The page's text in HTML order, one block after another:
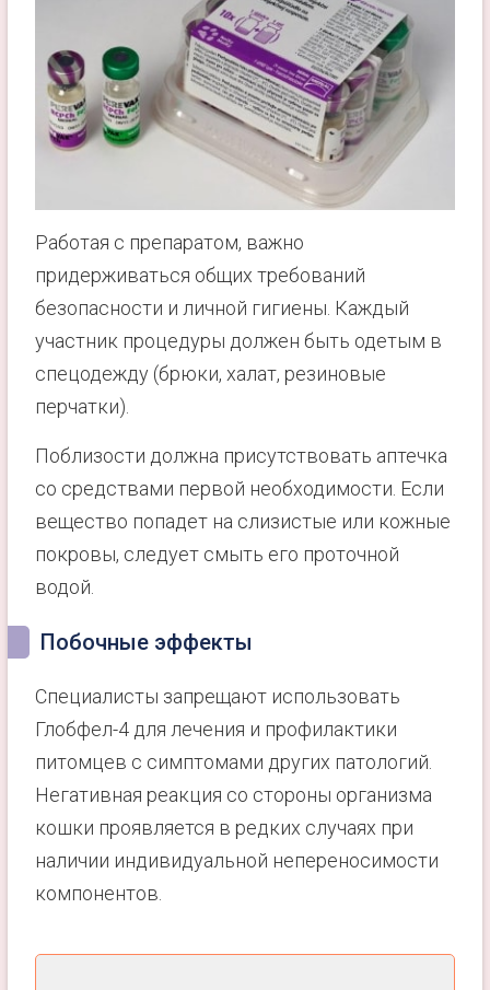
Работая с препаратом, важно
придерживаться общих требований
безопасности и личной гигиены. Каждый
участник процедуры должен быть одетым в
спецодежду (брюки, халат, резиновые
перчатки).
Поблизости должна присутствовать аптечка
со средствами первой необходимости. Если
вещество попадет на слизистые или кожные
покровы, следует смыть его проточной
водой.
Побочные эффекты
Специалисты запрещают использовать
Глобфел-4 для лечения и профилактики
питомцев с симптомами других патологий.
Негативная реакция со стороны организма
кошки проявляется в редких случаях при
наличии индивидуальной непереносимости
компонентов.